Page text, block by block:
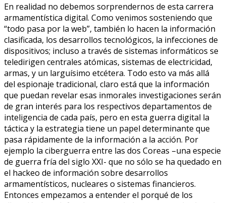
En realidad no debemos sorprendernos de esta carrera
armamentística digital. Como venimos sosteniendo que
“todo pasa por la web”, también lo hacen la información
clasificada, los desarrollos tecnológicos, la infecciones de
dispositivos; incluso a través de sistemas informáticos se
teledirigen centrales atómicas, sistemas de electricidad,
armas, y un larguísimo etcétera. Todo esto va más allá
del espionaje tradicional, claro está que la información
que puedan revelar esas inmorales investigaciones serán
de gran interés para los respectivos departamentos de
inteligencia de cada país, pero en esta guerra digital la
táctica y la estrategia tiene un papel determinante que
pasa rápidamente de la información a la acción. Por
ejemplo la ciberguerra entre las dos Coreas –una especie
de guerra fría del siglo XXI- que no sólo se ha quedado en
el hackeo de información sobre desarrollos
armamentísticos, nucleares o sistemas financieros.
Entonces empezamos a entender el porqué de los